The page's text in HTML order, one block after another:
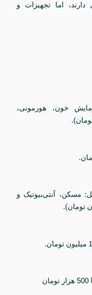
اما تجهیزات و
خون، هورمونی،
مسکن، آنتی‌بیوتیک و